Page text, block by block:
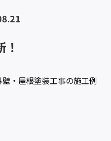
壁・屋根塗装工事の施工例